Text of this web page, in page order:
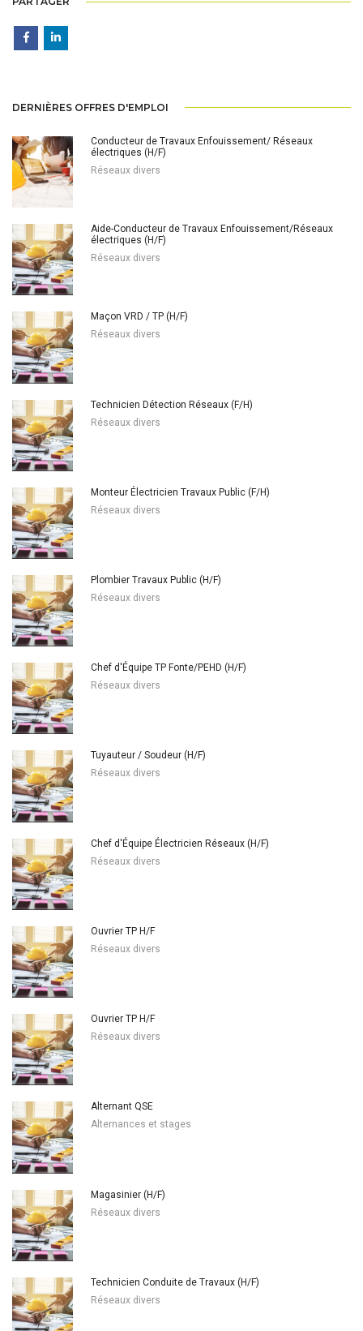
DERNIÈRES OFFRES D'EMPLOI
Conducteur de Travaux Enfouissement/ Réseaux
électriques (H/F)
Réseaux divers
Aide-Conducteur de Travaux Enfouissement/Réseaux
électriques (H/F)
Réseaux divers
Maçon VRD / TP (H/F)
Réseaux divers
Technicien Détection Réseaux (F/H)
Réseaux divers
Monteur Électricien Travaux Public (F/H)
Réseaux divers
Plombier Travaux Public (H/F)
Réseaux divers
Chef d'Équipe TP Fonte/PEHD (H/F)
Réseaux divers
Tuyauteur / Soudeur (H/F)
Réseaux divers
Chef d'Équipe Électricien Réseaux (H/F)
Réseaux divers
Ouvrier TP H/F
Réseaux divers
Ouvrier TP H/F
Réseaux divers
Alternant QSE
Alternances et stages
Magasinier (H/F)
Réseaux divers
Technicien Conduite de Travaux (H/F)
Réseaux divers